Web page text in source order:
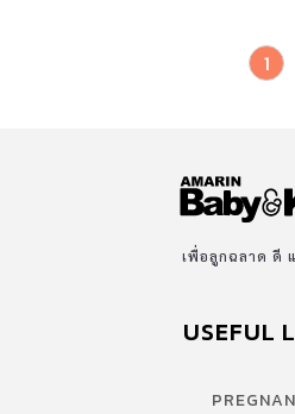
1
เพื่อลูกฉลาด ดี
USEFUL